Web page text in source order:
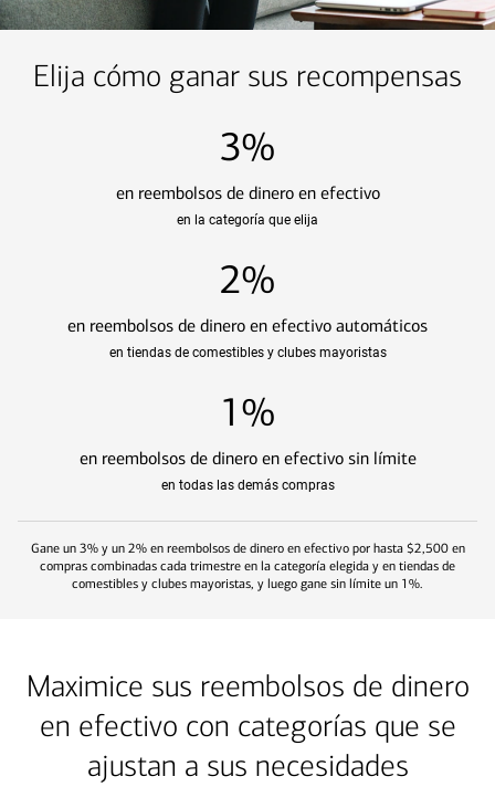
Elija cómo ganar sus recompensas
3%
en reembolsos de dinero en efectivo
en la categoría que elija
2%
en reembolsos de dinero en efectivo automáticos
en tiendas de comestibles y clubes mayoristas
1%
en reembolsos de dinero en efectivo sin límite
en todas las demás compras
Gane un 3% y un 2% en reembolsos de dinero en efectivo por hasta $2,500 en
compras combinadas cada trimestre en la categoría elegida y en tiendas de
comestibles y clubes mayoristas, y luego gane sin límite un 1%.
Maximice sus reembolsos de dinero
en efectivo con categorías que se
ajustan a sus necesidades